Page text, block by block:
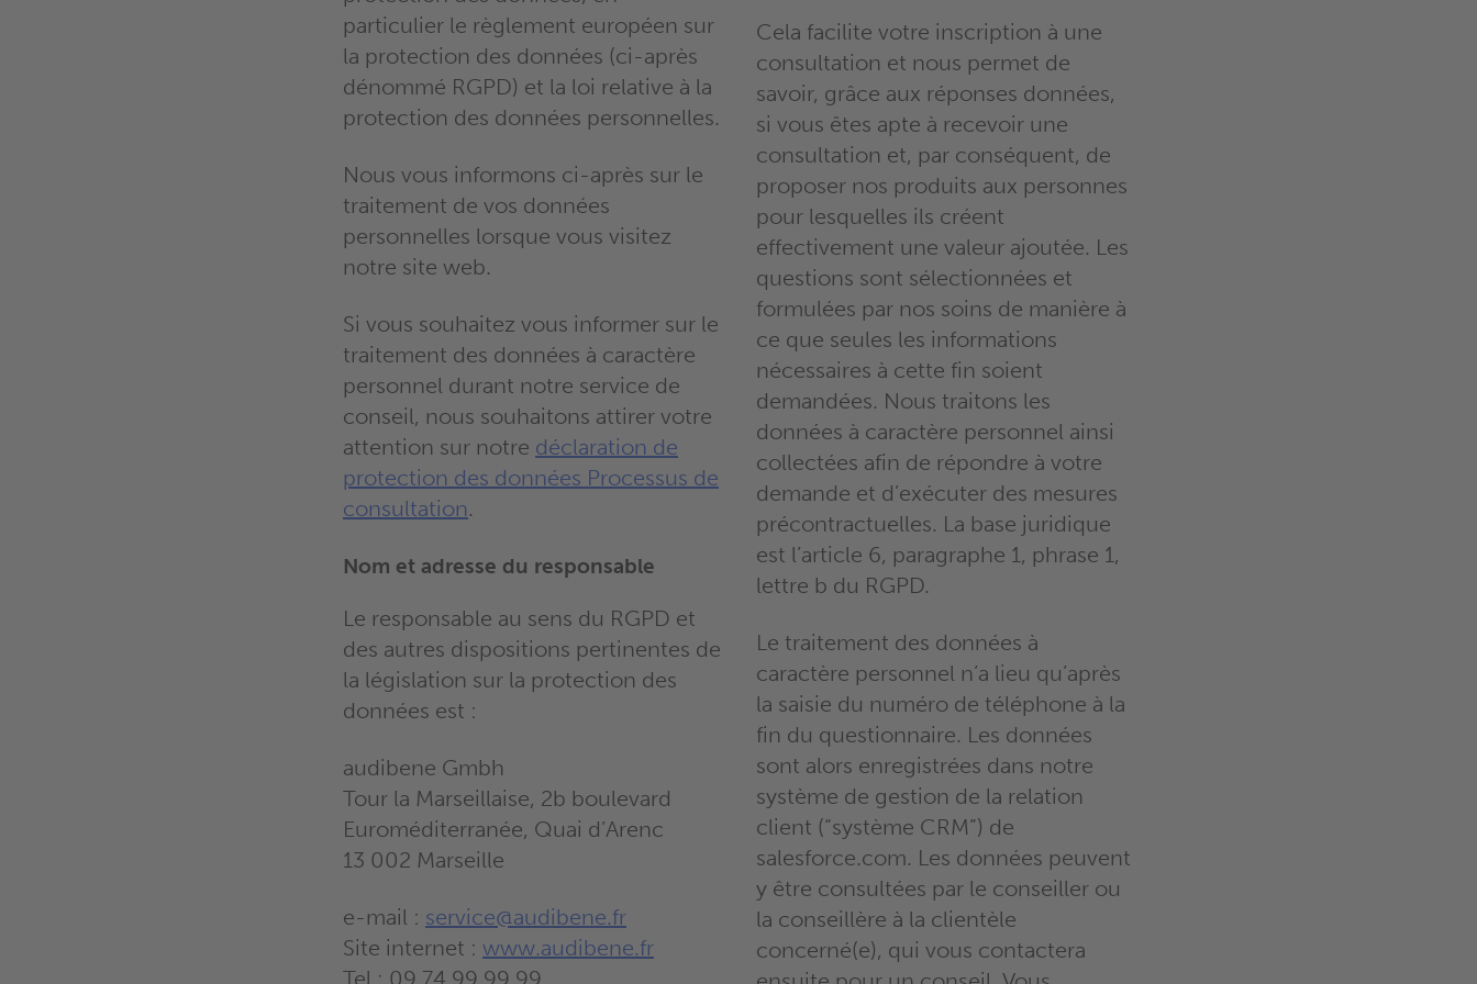
particulier le règlement européen sur
la protection des données (ci-après
dénommé RGPD) et la loi relative à la
protection des données personnelles.
Nous vous informons ci-après sur le
traitement de vos données
personnelles lorsque vous visitez
notre site web.
Si vous souhaitez vous informer sur le
traitement des données à caractère
personnel durant notre service de
conseil, nous souhaitons attirer votre
attention sur notre déclaration de
protection des données Processus de
consultation.
Nom et adresse du responsable
Le responsable au sens du RGPD et
des autres dispositions pertinentes de
la législation sur la protection des
données est :
audibene Gmbh
Tour la Marseillaise, 2b boulevard
Euroméditerranée, Quai d’Arenc
13 002 Marseille
e-mail : service@audibene.fr
Site internet : www.audibene.fr
Tel.: 09 74 99 99 99
Cela facilite votre inscription à une
consultation et nous permet de
savoir, grâce aux réponses données,
si vous êtes apte à recevoir une
consultation et, par conséquent, de
proposer nos produits aux personnes
pour lesquelles ils créent
effectivement une valeur ajoutée. Les
questions sont sélectionnées et
formulées par nos soins de manière à
ce que seules les informations
nécessaires à cette fin soient
demandées. Nous traitons les
données à caractère personnel ainsi
collectées afin de répondre à votre
demande et d’exécuter des mesures
précontractuelles. La base juridique
est l’article 6, paragraphe 1, phrase 1,
lettre b du RGPD.
Le traitement des données à
caractère personnel n’a lieu qu’après
la saisie du numéro de téléphone à la
fin du questionnaire. Les données
sont alors enregistrées dans notre
système de gestion de la relation
client (“système CRM”) de
salesforce.com. Les données peuvent
y être consultées par le conseiller ou
la conseillère à la clientèle
concerné(e), qui vous contactera